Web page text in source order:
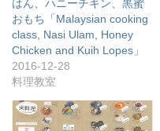
はん、ハニーチキン、黒蜜
おもち「Malaysian cooking
class, Nasi Ulam, Honey
Chicken and Kuih Lopes」
2016-12-28
料理教室